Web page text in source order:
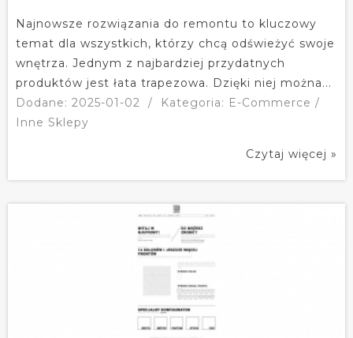
Najnowsze rozwiązania do remontu to kluczowy
temat dla wszystkich, którzy chcą odświeżyć swoje
wnętrza. Jednym z najbardziej przydatnych
produktów jest łata trapezowa. Dzięki niej można...
Dodane: 2025-01-02
/
Kategoria: E-Commerce /
Inne Sklepy
Czytaj więcej »